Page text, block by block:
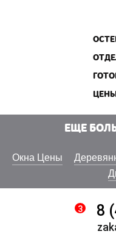
ЕЩЕ
Окна Цены
3 8